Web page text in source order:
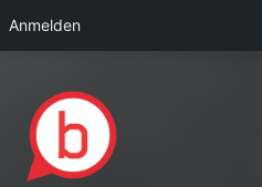
Anmelden
Skip to main navigation
Skip to main content
Skip to footer